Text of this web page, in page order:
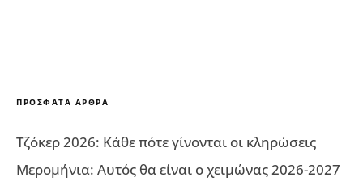
ΠΡΌΣΦΑΤΑ ΆΡΘΡΑ
Τζόκερ 2026: Κάθε πότε γίνονται οι κληρώσεις
Μερομήνια: Αυτός θα είναι ο χειμώνας 2026-2027